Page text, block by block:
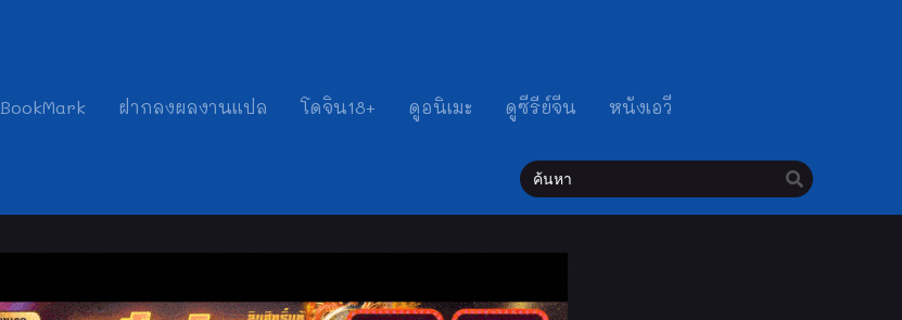
BookMark ฝากลงผลงานแปล โดจิน18+ ดูอนิเมะ ดูซีรีย์จีน หนังเอวี